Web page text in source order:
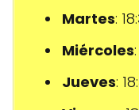
Martes:
Miércoles
Jueves: